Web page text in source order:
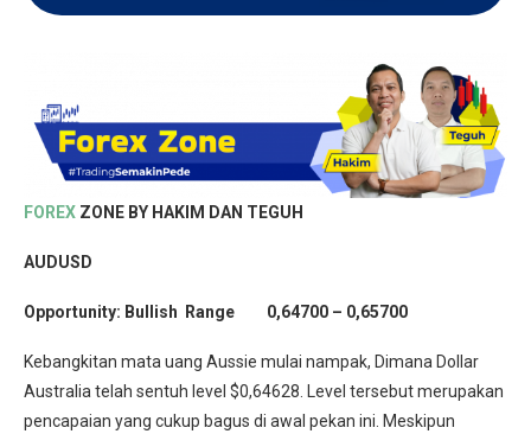
FOREX ZONE BY HAKIM DAN TEGUH
AUDUSD
Opportunity: Bullish Range 0,64700 – 0,65700
Kebangkitan mata uang Aussie mulai nampak, Dimana Dollar
Australia telah sentuh level $0,64628. Level tersebut merupakan
pencapaian yang cukup bagus di awal pekan ini. Meskipun